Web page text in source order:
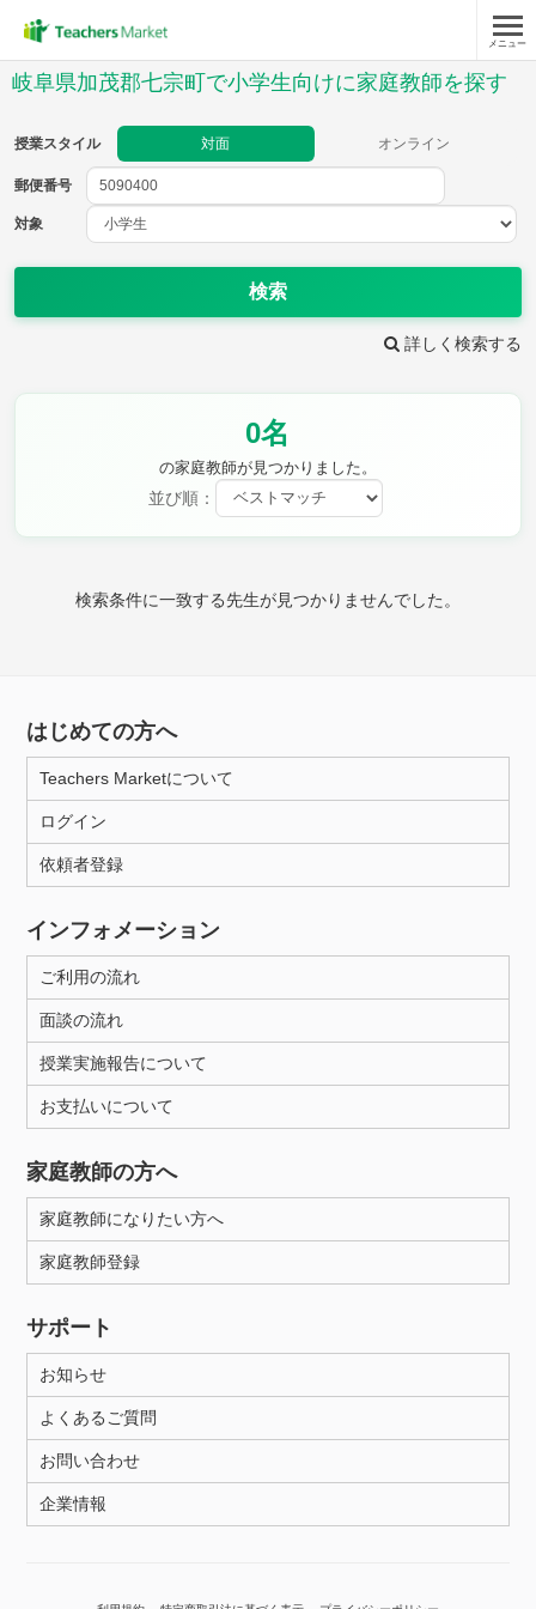
メニュー
岐阜県加茂郡七宗町で小学生向けに家庭教師を探す
授業スタイル 対面 オンライン
郵便番号
対象
検索
詳しく検索する
0名
の家庭教師が見つかりました。
並び順：
検索条件に一致する先生が見つかりませんでした。
郵便番号
教科
理科
保健・体育 図画工作 書写
月曜日 火曜日
所属大学
距離：15km以内
年齢：18-101歳
はじめての方へ
Teachers Marketについて
ログイン
依頼者登録
インフォメーション
ご利用の流れ
面談の流れ
授業実施報告について
お支払いについて
家庭教師の方へ
家庭教師になりたい方へ
家庭教師登録
サポート
お知らせ
よくあるご質問
お問い合わせ
企業情報